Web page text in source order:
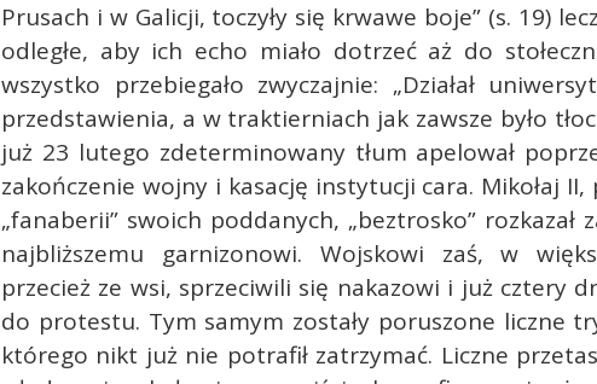
Prusach i w Galicji, toczyły się krwawe boje” (s. 19)
odległe, aby ich echo miało dotrzeć aż do
wszystko przebiegało zwyczajnie: „Działał
przedstawienia, a w traktierniach jak zawsze było
już 23 lutego zdeterminowany tłum apelował
zakończenie wojny i kasację instytucji cara. Mikołaj
„fanaberii” swoich poddanych, „beztrosko” rozkazał
najbliższemu garnizonowi. Wojskowi zaś, w
przecież ze wsi, sprzeciwili się nakazowi i już cztery
do protestu. Tym samym zostały poruszone liczne
którego nikt już nie potrafił zatrzymać. Liczne